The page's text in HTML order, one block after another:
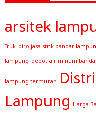
arsitek
Truk biro jasa stnk bandar
lampung depot air minum
lampung termurah
Lampung Harga